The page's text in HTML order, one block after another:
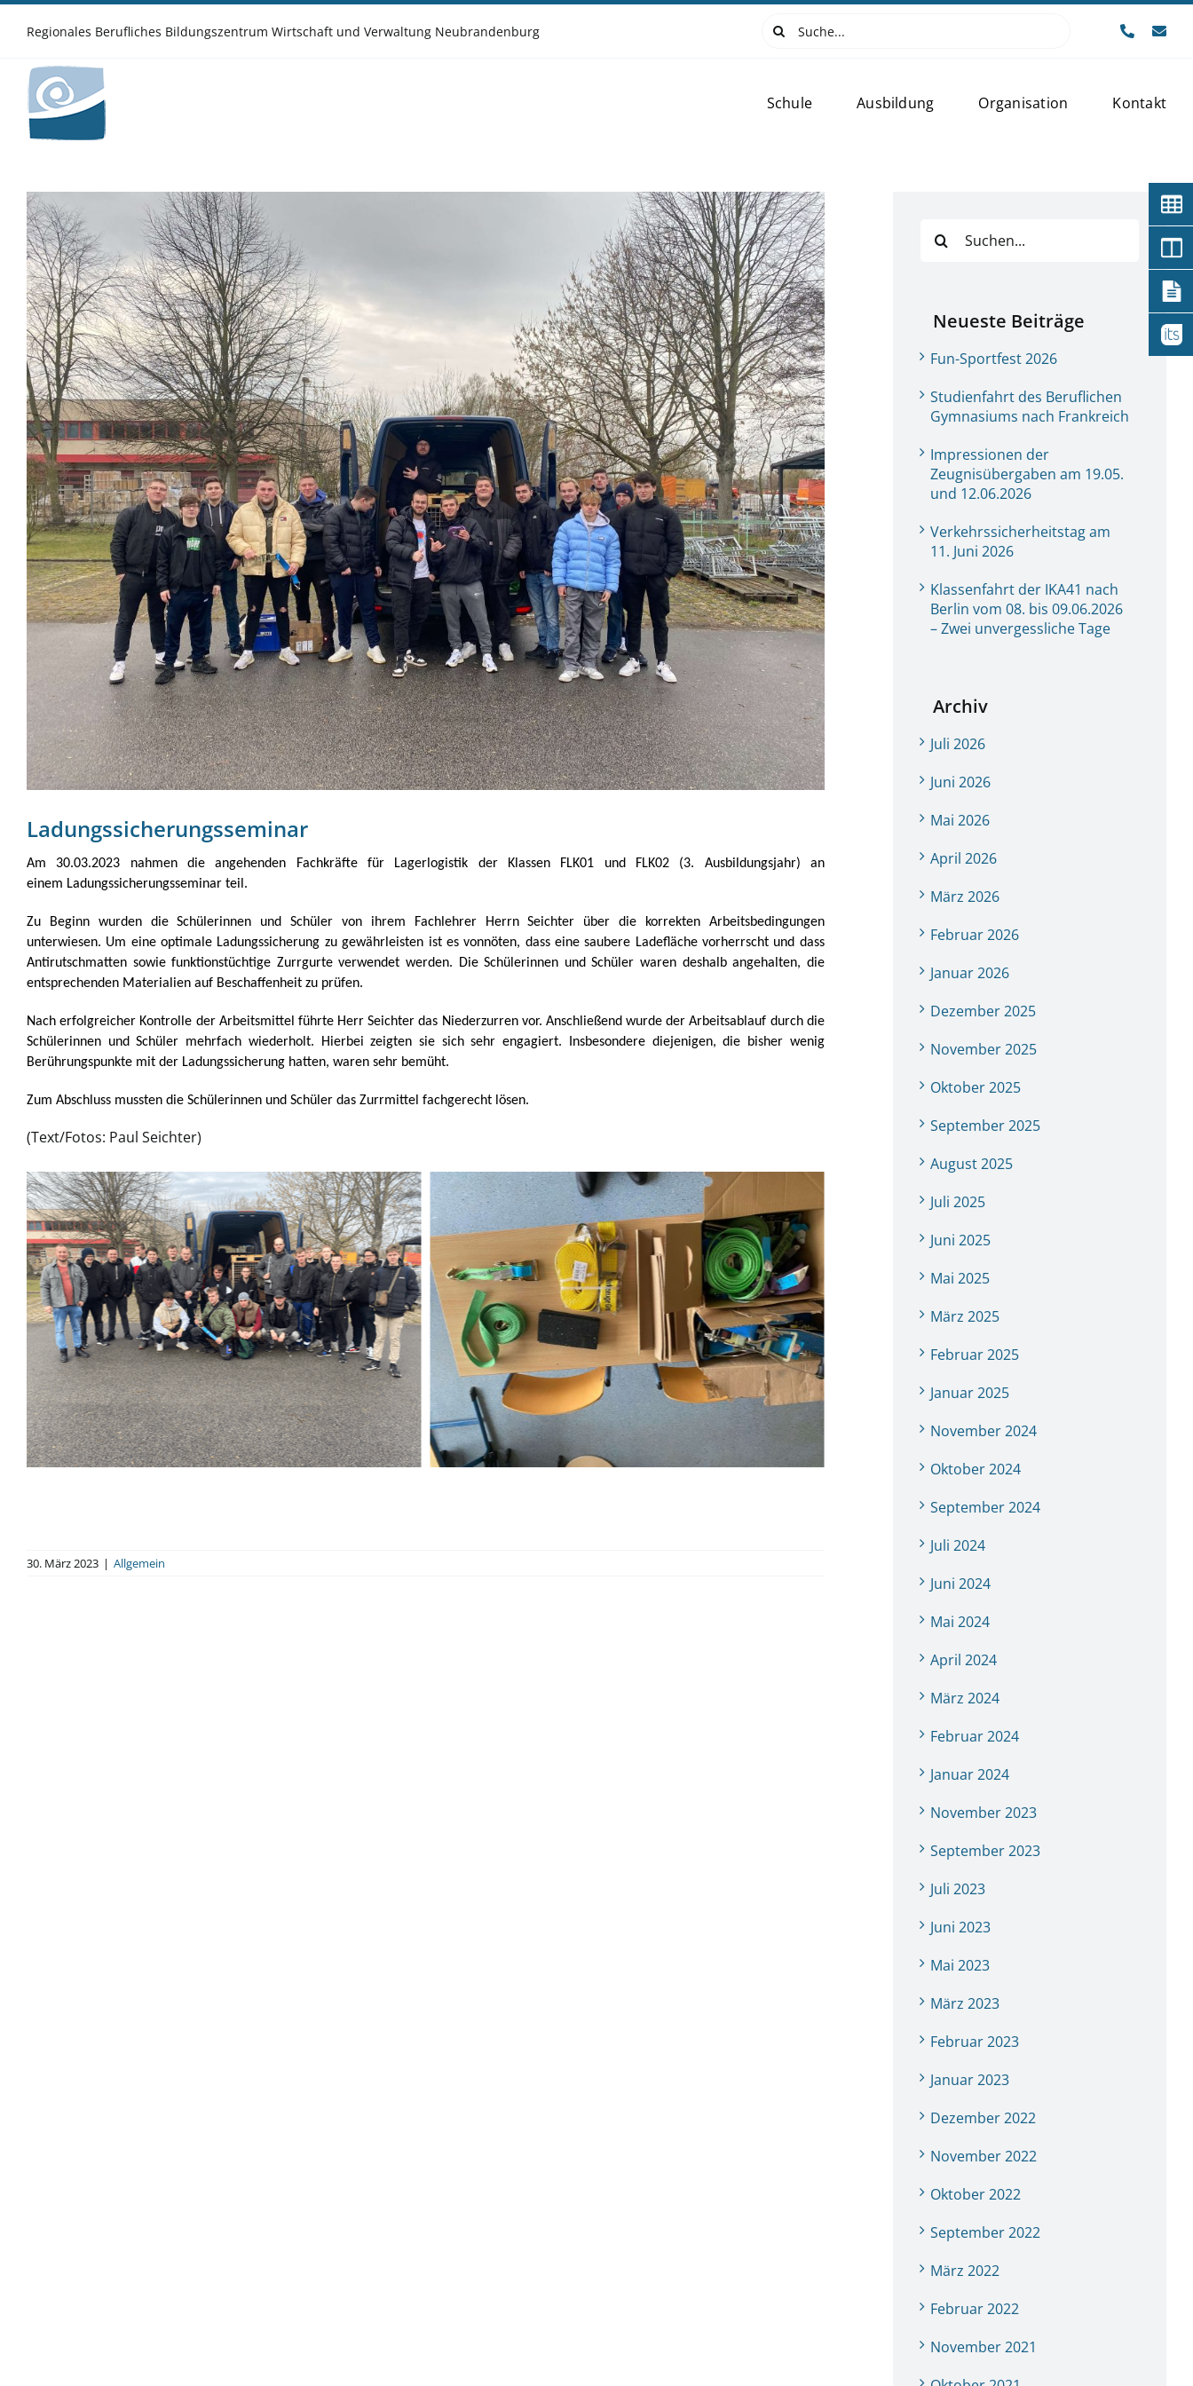
Zum
InhaltRegionales Berufliches Bildungszentrum Wirtschaft und Verwaltung Neubrandenburg
Suche
nach:
Schule Ausbildung Organisation Kontakt
Zeige
grösseres
Bild
Ladungssicherungsseminar
Am 30.03.2023 nahmen die angehenden Fachkräfte für Lagerlogistik der Klassen FLK01 und FLK02 (3. Ausbildungsjahr) an
einem Ladungssicherungsseminar teil.
Zu Beginn wurden die Schülerinnen und Schüler von ihrem Fachlehrer Herrn Seichter über die korrekten Arbeitsbedingungen
unterwiesen. Um eine optimale Ladungssicherung zu gewährleisten ist es vonnöten, dass eine saubere Ladefläche vorherrscht und dass
Antirutschmatten sowie funktionstüchtige Zurrgurte verwendet werden. Die Schülerinnen und Schüler waren deshalb angehalten, die
entsprechenden Materialien auf Beschaffenheit zu prüfen.
Nach erfolgreicher Kontrolle der Arbeitsmittel führte Herr Seichter das Niederzurren vor. Anschließend wurde der Arbeitsablauf durch die
Schülerinnen und Schüler mehrfach wiederholt. Hierbei zeigten sie sich sehr engagiert. Insbesondere diejenigen, die bisher wenig
Berührungspunkte mit der Ladungssicherung hatten, waren sehr bemüht.
Zum Abschluss mussten die Schülerinnen und Schüler das Zurrmittel fachgerecht lösen.
(Text/Fotos: Paul Seichter)
30. März 2023 | Allgemein
nach:
Neueste Beiträge
Fun-Sportfest 2026
Studienfahrt des Beruflichen
Gymnasiums nach Frankreich
Impressionen der
Zeugnisübergaben am 19.05.
und 12.06.2026
Verkehrssicherheitstag am
11. Juni 2026
Klassenfahrt der IKA41 nach
Berlin vom 08. bis 09.06.2026
– Zwei unvergessliche Tage
Archiv
Juli 2026
Juni 2026
Mai 2026
April 2026
März 2026
Februar 2026
Januar 2026
Dezember 2025
November 2025
Oktober 2025
September 2025
August 2025
Juli 2025
Juni 2025
Mai 2025
März 2025
Februar 2025
Januar 2025
November 2024
Oktober 2024
September 2024
Juli 2024
Juni 2024
Mai 2024
April 2024
März 2024
Februar 2024
Januar 2024
November 2023
September 2023
Juli 2023
Juni 2023
Mai 2023
März 2023
Februar 2023
Januar 2023
Dezember 2022
November 2022
Oktober 2022
September 2022
März 2022
Februar 2022
November 2021